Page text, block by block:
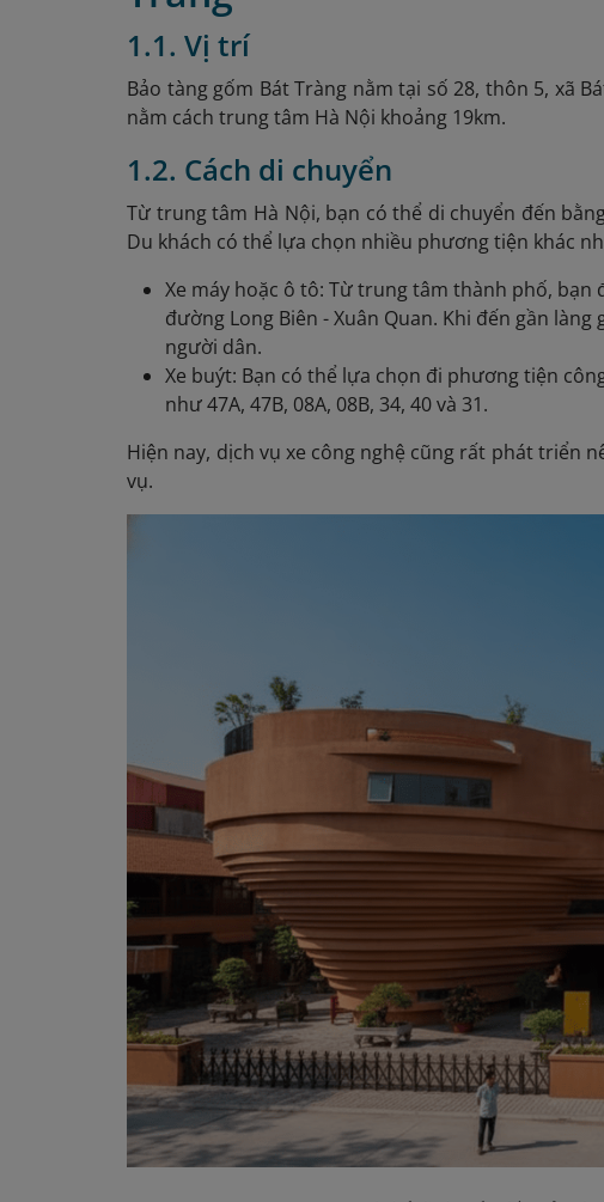
1.1. Vị trí
Bảo tàng gốm Bát Tràng nằm tại số 28, thôn 5, xã
nằm cách trung tâm Hà Nội khoảng 19km.
1.2. Cách di chuyển
Từ trung tâm Hà Nội, bạn có thể di chuyển đến
Du khách có thể lựa chọn nhiều phương tiện khác
Xe máy hoặc ô tô: Từ trung tâm thành phố,
đường Long Biên - Xuân Quan. Khi đến gần
người dân.
Xe buýt: Bạn có thể lựa chọn đi phương tiện
như 47A, 47B, 08A, 08B, 34, 40 và 31.
Hiện nay, dịch vụ xe công nghệ cũng rất phát triển
vụ.